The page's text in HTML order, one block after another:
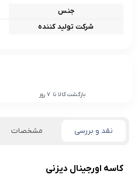
جنس
شرکت تولید کننده
بازگشت کالا تا 7 روز
نقد و بررسی مشخصات
کاسه اورجینال دیزنی